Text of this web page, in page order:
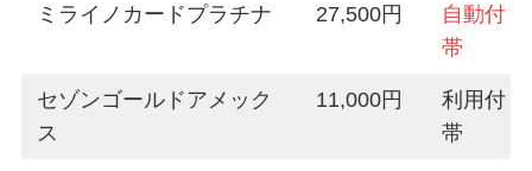
ミライノカードプラチナ 27,500円
自動付
帯
セゾンゴールドアメック
ス
11,000円
利用付
帯